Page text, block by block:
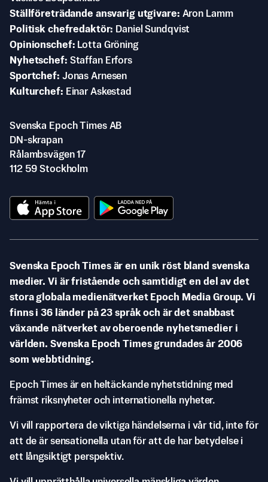
Ställföreträdande ansvarig utgivare Aron Lamm
Politisk chefredaktör
Daniel Sundqvist
Opinionschef
Lotta Gröning
Nyhetschef Staffan Erfors
Sportchef Jonas Arnesen
Kulturchef
Einar Askestad
Svenska Epoch Times AB
DN-skrapan
Rålambsvägen 17
112 59 Stockholm
Svenska Epoch Times är en unik röst bland svenska
medier. Vi är fristående och samtidigt en del av det
stora globala medienätverket Epoch Media Group. Vi
finns i 36 länder på 23 språk och är det snabbast
växande nätverket av oberoende nyhetsmedier i
världen. Svenska Epoch Times grundades år 2006
som webbtidning.
Epoch Times är en heltäckande nyhetstidning med
främst riksnyheter och internationella nyheter.
Vi vill rapportera de viktiga händelserna i vår tid, inte för
att de är sensationella utan för att de har betydelse i
ett långsiktigt perspektiv.